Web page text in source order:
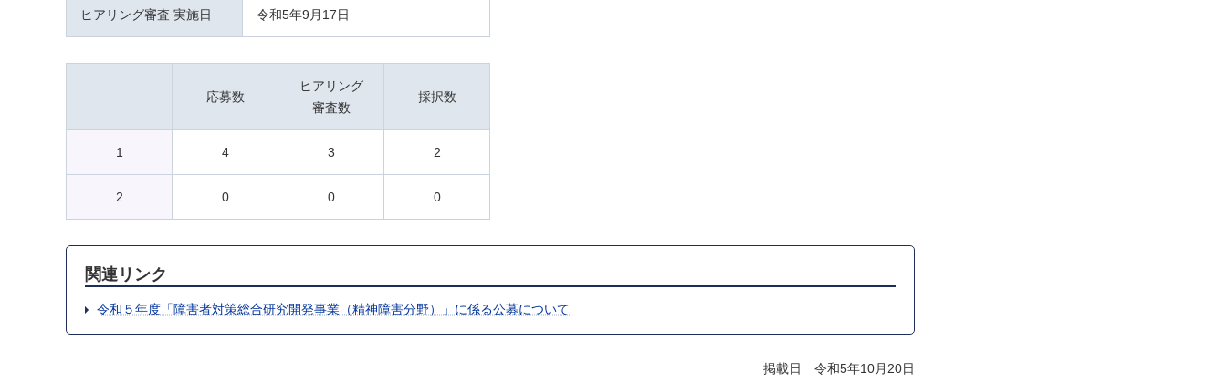
ヒアリング審査 実施日 令和5年9月17日
応募数
ヒアリング
審査数
採択数
1 4 3 2
2 0 0 0
関連リンク
令和５年度「障害者対策総合研究開発事業（精神障害分野）」に係る公募について
掲載日 令和5年10月20日